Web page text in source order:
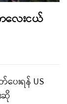
လေးငယ်
ေးရန် US
ဆို